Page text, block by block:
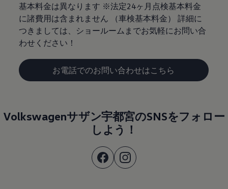
基本料金は異なります ※法定24ヶ月点検基本料金
に諸費用は含まれません （車検基本料金） 詳細に
つきましては、ショールームまでお気軽にお問い合
わせください！
お電話でのお問い合わせはこちら
Volkswagenサザン宇都宮のSNSをフォロー
しよう！